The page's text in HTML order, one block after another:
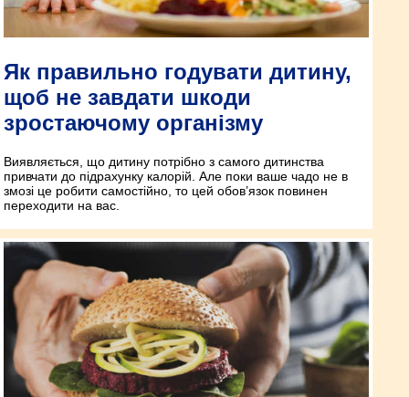
Як правильно годувати дитину,
щоб не завдати шкоди
зростаючому організму
Виявляється, що дитину потрібно з самого дитинства
привчати до підрахунку калорій. Але поки ваше чадо не в
змозі це робити самостійно, то цей обов’язок повинен
переходити на вас.